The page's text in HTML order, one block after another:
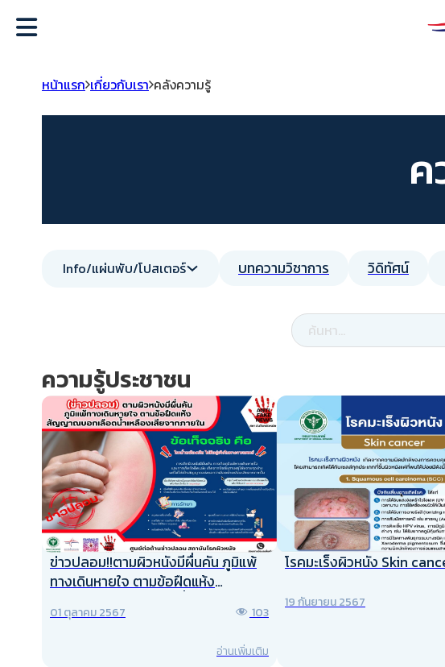
หน้าแรก เกี่ยวกับเรา คลังความรู้
ค
Info/แผ่นพับ/โปสเตอร์ บทความวิชาการ วิดิทัศน์
ความรู้ประชาชน
ข่าวปลอม!!ตามผิวหนังมีผื่นคัน ภูมิแพ้
ทางเดินหายใจ ตามข้อฝืดแห้ง
จากภายใน
01 ตุลาคม 2567 103
อ่านเพิ่มเติม
โรคมะเร็งผิวหนัง Skin
19 กันยายน 2567